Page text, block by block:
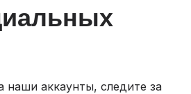
наши аккаунты, следите за